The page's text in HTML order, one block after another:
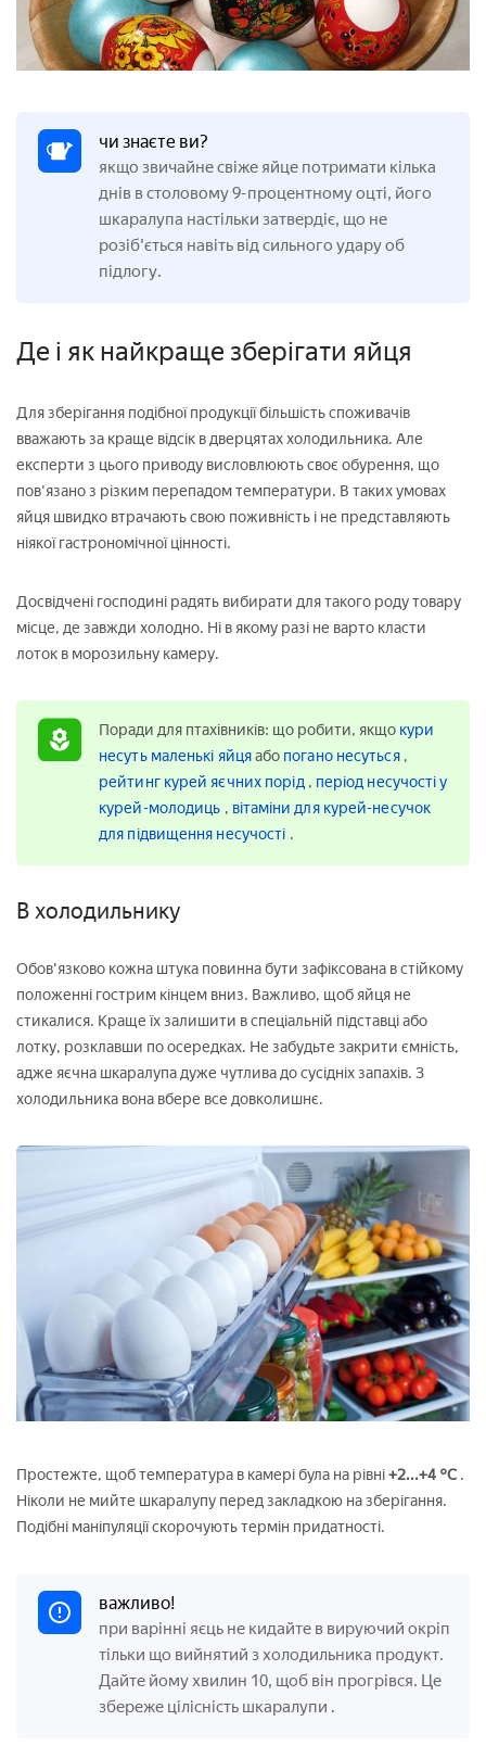
чи знаєте ви?
якщо звичайне свіже яйце потримати кілька
днів в столовому 9-процентному оцті, його
шкаралупа настільки затвердіє, що не
розіб'ється навіть від сильного удару об
підлогу.
Де і як найкраще зберігати яйця
Для зберігання подібної продукції більшість споживачів
вважають за краще відсік в дверцятах холодильника. Але
експерти з цього приводу висловлюють своє обурення, що
пов'язано з різким перепадом температури. В таких умовах
яйця швидко втрачають свою поживність і не представляють
ніякої гастрономічної цінності.
Досвідчені господині радять вибирати для такого роду товару
місце, де завжди холодно. Ні в якому разі не варто класти
лоток в морозильну камеру.
Поради для птахівників: що робити, якщо кури
несуть маленькі яйцяабо погано несуться ,
рейтинг курей яєчних порід , період несучості у
курей-молодиць , вітаміни для курей-несучок
для підвищення несучості .
В холодильнику
Обов'язково кожна штука повинна бути зафіксована в стійкому
положенні гострим кінцем вниз. Важливо, щоб яйця не
стикалися. Краще їх залишити в спеціальній підставці або
лотку, розклавши по осередках. Не забудьте закрити ємність,
адже яєчна шкаралупа дуже чутлива до сусідніх запахів. З
холодильника вона вбере все довколишнє.
Простежте, щоб температура в камері була на рівні+2...+4 °С .
Ніколи не мийте шкаралупу перед закладкою на зберігання.
Подібні маніпуляції скорочують термін придатності.
важливо!
при варінні яєць не кидайте в вируючий окріп
тільки що вийнятий з холодильника продукт.
Дайте йому хвилин 10, щоб він прогрівся. Це
збереже цілісність шкаралупи .